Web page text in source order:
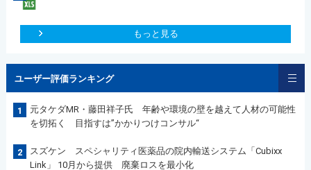
もっと見る
ユーザー評価ランキング
1
元タケダMR・藤田祥子氏 年齢や環境の壁を越えて人材の可能性
を切拓く 目指すは”かかりつけコンサル“
2
スズケン スペシャリティ医薬品の院内輸送システム「Cubixx
Link」 10月から提供 廃棄ロスを最小化